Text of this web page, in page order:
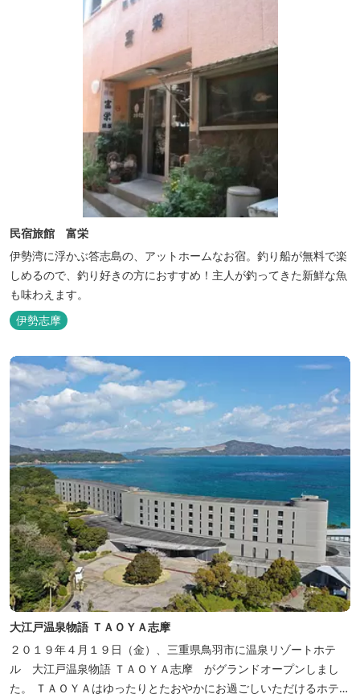
民宿旅館 富栄
伊勢湾に浮かぶ答志島の、アットホームなお宿。釣り船が無料で楽
しめるので、釣り好きの方におすすめ！主人が釣ってきた新鮮な魚
も味わえます。
伊勢志摩
大江戸温泉物語 ＴＡＯＹＡ志摩
２０１９年４月１９日（金）、三重県鳥羽市に温泉リゾートホテ
ル 大江戸温泉物語 ＴＡＯＹＡ志摩 がグランドオープンしまし
た。 ＴＡＯＹＡはゆったりとたおやかにお過ごしいただけるホテル